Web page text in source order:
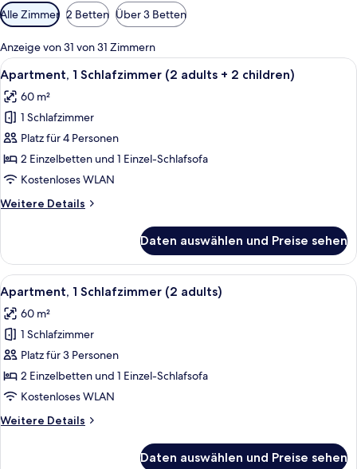
Verfügbare
Filter
für
Zimmer
Alle Zimmer 2 Betten Über 3 Betten
Anzeige von 31 von 31 Zimmern
Alle
Fotos
für
Apartment,
1
Schlafzimmer
(2
+
anzeigen
Verdunkelungsvorhänge,
10
Apartment, 1 Schlafzimmer (2 adults + 2 children)
60 m²
1 Schlafzimmer
Platz für 4 Personen
2 Einzelbetten und 1 Einzel-Schlafsofa
Kostenloses WLAN
Weitere Details
Weitere
1
Schlafzimmer
(2
adults
+
2
children)
Daten auswählen und Preise sehen
Alle
Fotos
für
Apartment,
1
Schlafzimmer
(2
anzeigen
Verdunkelungsvorhänge,
12
Apartment, 1 Schlafzimmer (2 adults)
60 m²
1 Schlafzimmer
Platz für 3 Personen
2 Einzelbetten und 1 Einzel-Schlafsofa
Kostenloses WLAN
Weitere Details
Weitere
Daten auswählen und Preise sehen